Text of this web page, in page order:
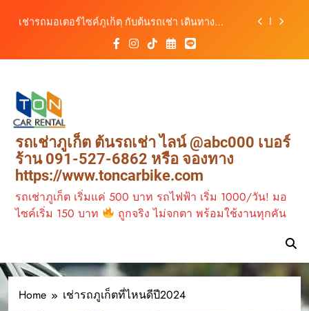
เช่ารถมอเตอร์ไซค์ภูเก็ต กับต้นรถเช่า เดินทาง
สะดวก ราคาประหยัด เริ่มต้นเพียง 150 บาท/วัน
ต้นรถเช่า ครบทุกฟังก์ชันการใช้งาน ครบทุกประเภท
รถ ตอบโจทย์ทุกการเดินทางในภูเก็ต
สิงหาคม–ตุลาคม 2569
ต้นรถเช่าภูเก็ต บริการรถเช่าครบวงจร ราคาคุ้มค่า
เดินทางสะดวกทุกเส้นทาง
เช่ารถมอเตอร์ไซค์ภูเก็ต กับต้นรถเช่า เดินทาง
สะดวก ราคาประหยัด เริ่มต้นเพียง 150 บาท/วัน
ต้นรถเช่า ครบทุกฟังก์ชันการใช้งาน ครบทุกประเภท
รถ ตอบโจทย์ทุกการเดินทางในภูเก็ต
รถเช่าภูเก็ต ต้นรถเช่า ไลน์ @abc000 เบอร์
ร้าน 091-527-6862 หรือ จองทาง
https://www.toncarbike.com
รถเช่าภูเก็ต เริ่มแค่ 500 บาท รถไฟฟ้า เริ่ม 1000/วัน! มอ
ไซค์เริ่ม 150 บาท
ถูกจริง ไม่จกตา พร้อมใช้งานทุกคัน
Home เช่ารถภูเก็ตที่ไหนดีปี2024
เช่ารถภูเก็ต เจ้าไหน
เอกสารอะไรบ้าง
เช่ารถภูเก็ต ไม่มี บัตร
เครดิต
เช่ารถภูเก็ต ไม่มี มัด
จํา
เช่ารถภูเก็ต ไม่มี
มัดจำ
เช่ารถภูเก็ตต้องเตรียม
เช่ารถภูเก็ตที่ไหนดี